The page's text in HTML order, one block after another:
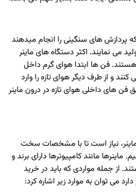
پردازش های سنگینی را انجام میدهند
می نمایند. اکثر دستگاه های ماینر
کننده هستند. فن ها ابتدا هوای گرم داخل
و از طرف دیگر هوای تازه را وارد
فن های داخلی هوای تازه در درون ماینر
نیاز است تا با مشخصات سخت
ماینرها مانند کامپیوترها دارای برند و
از جمله مواردی که باید در خرید
می توان به موارد زیر اشاره کرد: